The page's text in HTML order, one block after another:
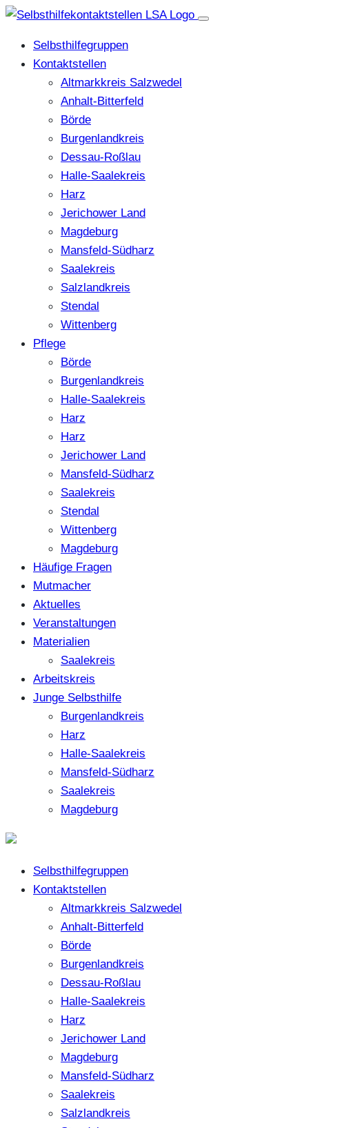
Selbsthilfegruppen
Kontaktstellen
Altmarkkreis Salzwedel
Anhalt-Bitterfeld
Börde
Burgenlandkreis
Dessau-Roßlau
Halle-Saalekreis
Harz
Jerichower Land
Magdeburg
Mansfeld-Südharz
Saalekreis
Salzlandkreis
Stendal
Wittenberg
Pflege
Börde
Burgenlandkreis
Halle-Saalekreis
Harz
Harz
Jerichower Land
Mansfeld-Südharz
Saalekreis
Stendal
Wittenberg
Magdeburg
Häufige Fragen
Mutmacher
Aktuelles
Veranstaltungen
Materialien
Saalekreis
Arbeitskreis
Junge Selbsthilfe
Burgenlandkreis
Harz
Halle-Saalekreis
Mansfeld-Südharz
Saalekreis
Magdeburg
Selbsthilfegruppen
Kontaktstellen
Altmarkkreis Salzwedel
Anhalt-Bitterfeld
Börde
Burgenlandkreis
Dessau-Roßlau
Halle-Saalekreis
Harz
Jerichower Land
Magdeburg
Mansfeld-Südharz
Saalekreis
Salzlandkreis